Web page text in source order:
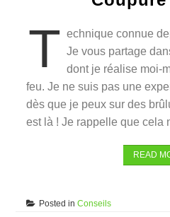
T
echnique connue
Je vous partage
dont je réalise moi-
feu. Je ne suis pas une
dès que je peux sur des
est là ! Je rappelle que cela
READ
Posted inConseils